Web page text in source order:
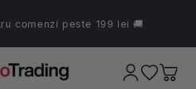
comenzi peste 199 lei 🚚
Coș